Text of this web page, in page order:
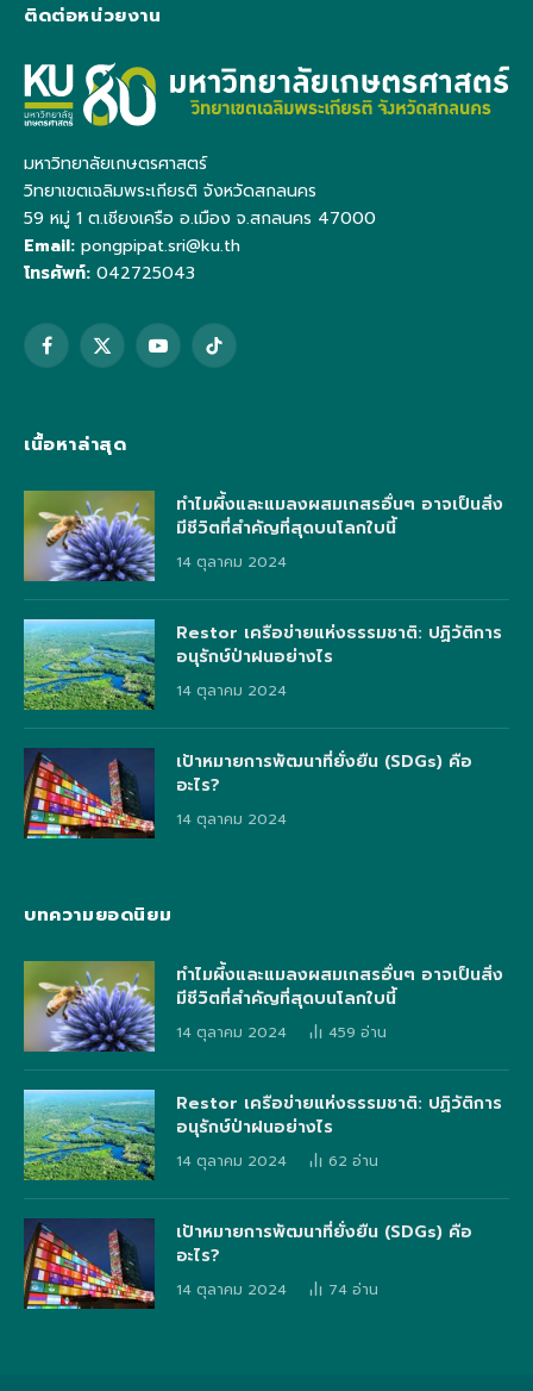
ติดต่อหน่วยงาน
มหาวิทยาลัยเกษตรศาสตร์
วิทยาเขตเฉลิมพระเกียรติ จังหวัดสกลนคร
59 หมู่ 1 ต.เชียงเครือ อ.เมือง จ.สกลนคร 47000
Email: pongpipat.sri@ku.th
โทรศัพท์: 042725043
Facebook
X
YouTubeTikTok
เนื้อหาล่าสุด
ทำไมผึ้งและแมลงผสมเกสรอื่นๆ อาจเป็นสิ่ง
มีชีวิตที่สำคัญที่สุดบนโลกใบนี้
14 ตุลาคม 2024
Restor เครือข่ายแห่งธรรมชาติ: ปฏิวัติการ
อนุรักษ์ป่าฝนอย่างไร
14 ตุลาคม 2024
เป้าหมายการพัฒนาที่ยั่งยืน (SDGs) คือ
อะไร?
14 ตุลาคม 2024
บทความยอดนิยม
ทำไมผึ้งและแมลงผสมเกสรอื่นๆ อาจเป็นสิ่ง
มีชีวิตที่สำคัญที่สุดบนโลกใบนี้
14 ตุลาคม 2024 459 อ่าน
Restor เครือข่ายแห่งธรรมชาติ: ปฏิวัติการ
อนุรักษ์ป่าฝนอย่างไร
14 ตุลาคม 2024 62 อ่าน
เป้าหมายการพัฒนาที่ยั่งยืน (SDGs) คือ
อะไร?
14 ตุลาคม 2024 74 อ่าน